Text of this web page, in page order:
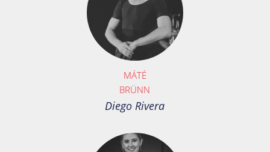
MÁTÉ
BRÜNN
Diego Rivera